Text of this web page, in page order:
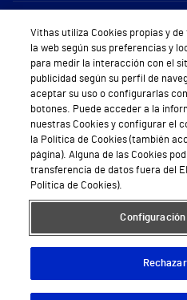
Sobre
Quiénes
Trabajar
Teléfono
Teléfono
Política de seguridad
Conoce a
Aviso Legal Política de cookies Política de
Vithas utiliza Cookies propias y
la web según sus preferencias y
para medir la interacción con el
publicidad según su perfil de
aceptar su uso o configurarlas
botones. Puede acceder a la
nuestras Cookies y configurar el
la Política de Cookies (también
página). Alguna de las Cookies
transferencia de datos fuera del
Política de Cookies).